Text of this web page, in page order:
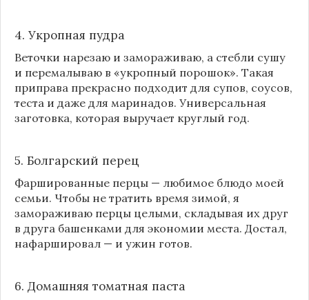
4. Укропная пудра
Веточки нарезаю и замораживаю, а стебли сушу
и перемалываю в «укропный порошок». Такая
приправа прекрасно подходит для супов, соусов,
теста и даже для маринадов. Универсальная
заготовка, которая выручает круглый год.
5. Болгарский перец
Фаршированные перцы — любимое блюдо моей
семьи. Чтобы не тратить время зимой, я
замораживаю перцы целыми, складывая их друг
в друга башенками для экономии места. Достал,
нафаршировал — и ужин готов.
6. Домашняя томатная паста